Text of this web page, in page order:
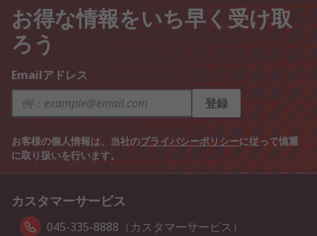
お得な情報をいち早く受け取
ろう
Emailアドレス
登録
お客様の個人情報は、当社のプライバシーポリシーに従って慎重
に取り扱いを行います。
カスタマーサービス
045-335-8888（カスタマーサービス）